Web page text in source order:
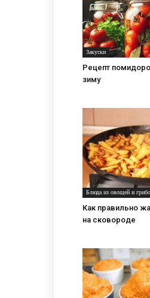
Закуски
Рецепт
зиму
Блюда из овощей и
Как правильно
на сковороде